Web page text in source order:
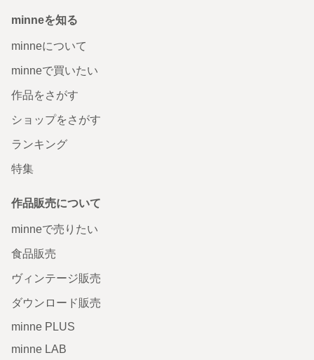
minneを知る
minneについて
minneで買いたい
作品をさがす
ショップをさがす
ランキング
特集
作品販売について
minneで売りたい
食品販売
ヴィンテージ販売
ダウンロード販売
minne PLUS
minne LAB